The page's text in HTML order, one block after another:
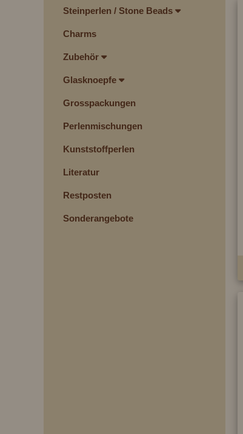
Steinperlen / Stone Beads
Charms
Zubehör
Glasknoepfe
Grosspackungen
Perlenmischungen
Kunststoffperlen
Literatur
Restposten
Sonderangebote